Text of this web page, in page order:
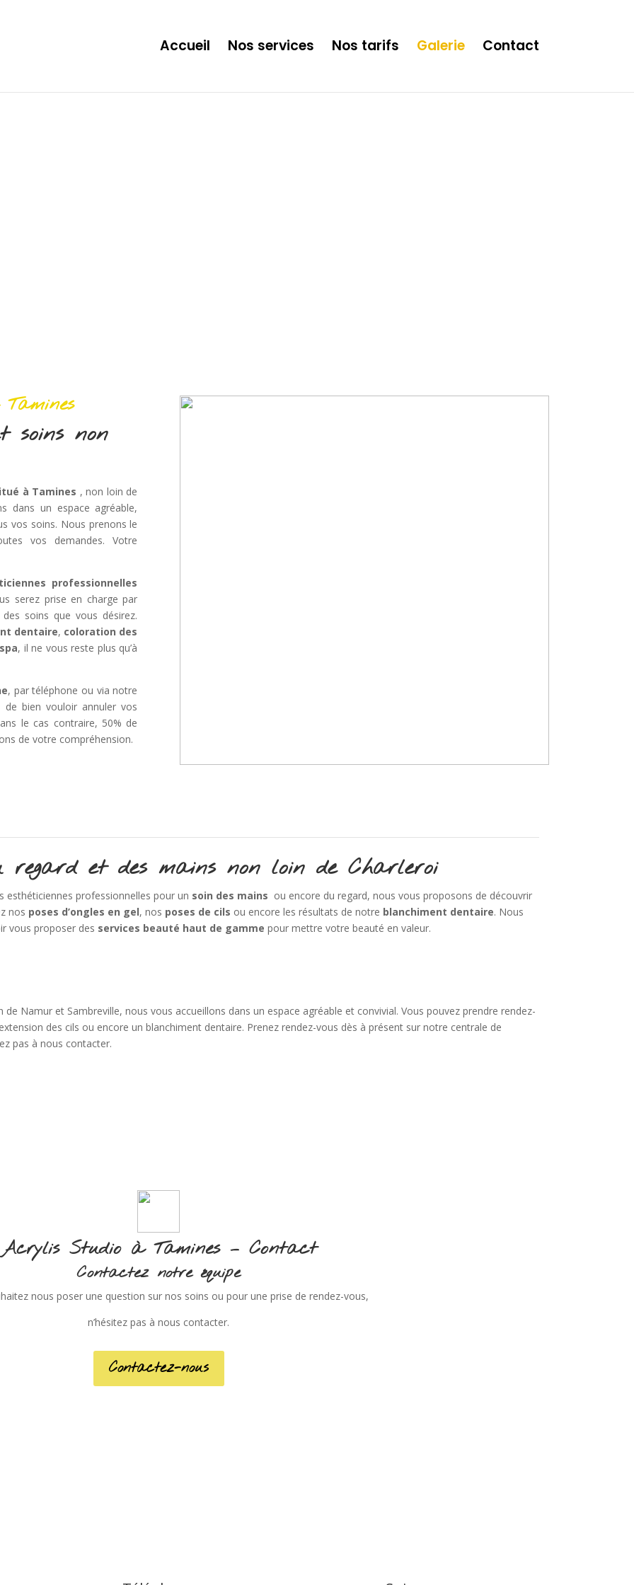
Accueil Nos services Nos tarifs Galerie Contact
soins non
à Tamines , non loin de
dans un espace agréable,
vos soins. Nous prenons le
vos demandes. Votre
professionnelles
serez prise en charge par
soins que vous désirez.
dentaire, coloration des
, il ne vous reste plus qu’à
, par téléphone ou via notre
bien vouloir annuler vos
le cas contraire, 50% de
de votre compréhension.
regard et des mains non loin de Charleroi
esthéticiennes professionnelles pour un soin des mains ou encore du regard, nous vous proposons de découvrir
nos poses d’ongles en gel, nos poses de cils ou encore les résultats de notre blanchiment dentaire. Nous
vous proposer des services beauté haut de gamme pour mettre votre beauté en valeur.
Namur et Sambreville, nous vous accueillons dans un espace agréable et convivial. Vous pouvez prendre rendez-
des cils ou encore un blanchiment dentaire. Prenez rendez-vous dès à présent sur notre centrale de
pas à nous contacter.
Acrylis Studio à Tamines – Contact
Contactez notre équipe
nous poser une question sur nos soins ou pour une prise de rendez-vous,
n’hésitez pas à nous contacter.
Contactez-nous